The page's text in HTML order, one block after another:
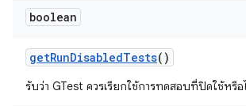
boolean
getRunDisabledTests()
รับว่า GTest ควรเรียกใช้การทดสอบที่ปิดใช้หรือ